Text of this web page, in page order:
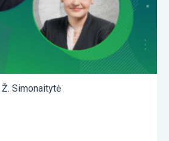
Ž. Simonaitytė